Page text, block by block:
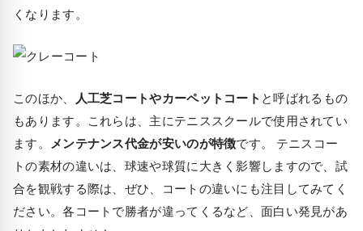
くなります。
このほか、 人工芝コートやカーペットコート と呼ばれるもの
もあります。これらは、主にテニススクールで使用されてい
ます。
メンテナンス代金が安いのが特徴です。 テニスコー
トの素材の違いは、球速や球質に大きく影響しますので、試
合を観戦する際は、ぜひ、コートの違いにも注目してみてく
ださい。各コートで勝者が違ってくるなど、面白い発見があ